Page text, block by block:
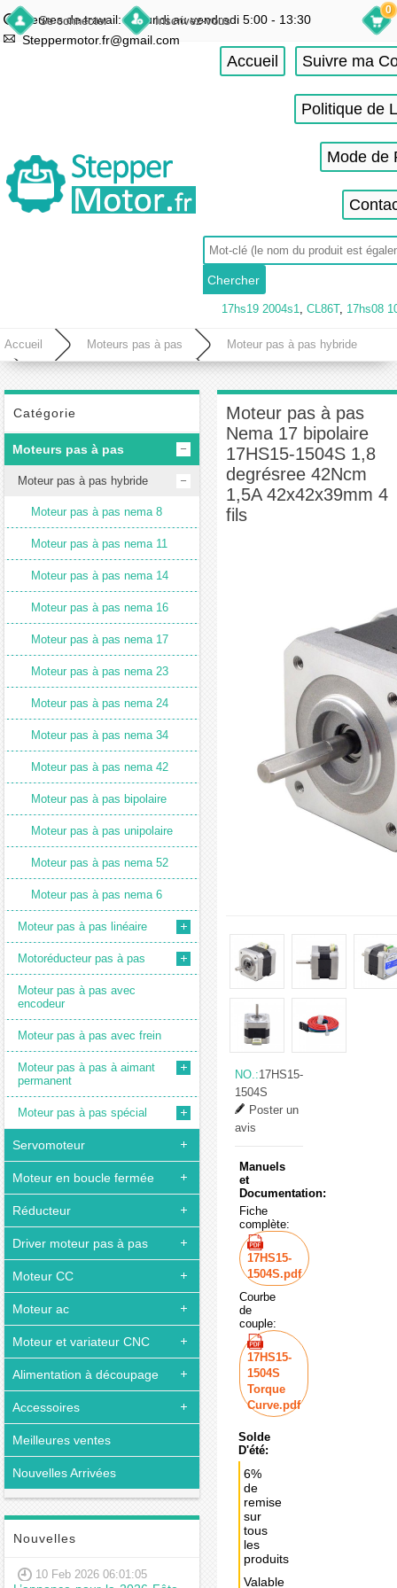
Se connecter Inscrivez-vous
Heures de travail: du lundi au vendredi 5:00 - 13:30
Steppermotor.fr@gmail.com
0
Accueil Suivre ma
Politique de
Mode de
17hs19 2004s1, CL86T, 17hs08
Accueil Moteurs pas à pas Moteur pas à pas hybride
17HS15-1504S 1,8 degrésree 42Ncm 1,5A 42x42x39mm 4 fils
Catégorie
Moteurs pas à pas
Moteur pas à pas hybride
Moteur pas à pas nema 8
Moteur pas à pas nema 11
Moteur pas à pas nema 14
Moteur pas à pas nema 16
Moteur pas à pas nema 17
Moteur pas à pas nema 23
Moteur pas à pas nema 24
Moteur pas à pas nema 34
Moteur pas à pas nema 42
Moteur pas à pas bipolaire
Moteur pas à pas unipolaire
Moteur pas à pas nema 52
Moteur pas à pas nema 6
Moteur pas à pas linéaire
Motoréducteur pas à pas
Moteur pas à pas avec
encodeur
Moteur pas à pas avec frein
Moteur pas à pas à aimant
permanent
Moteur pas à pas spécial
Servomoteur
Moteur en boucle fermée
Réducteur
Driver moteur pas à pas
Moteur CC
Moteur ac
Moteur et variateur CNC
Alimentation à découpage
Accessoires
Meilleures ventes
Nouvelles Arrivées
Nouvelles
10 Feb 2026 06:01:05
Moteur pas à pas
Nema 17 bipolaire
17HS15-1504S 1,8
degrésree 42Ncm
1,5A 42x42x39mm 4
fils
NO.:17HS15-
1504S
Poster un
avis
Manuels
et
Documentation:
Fiche
complète:
17HS15-
1504S.pdf
Courbe
de
couple:
17HS15-
1504S
Torque
Curve.pdf
Solde
D'été:
6%
de
remise
sur
tous
les
produits
Valable